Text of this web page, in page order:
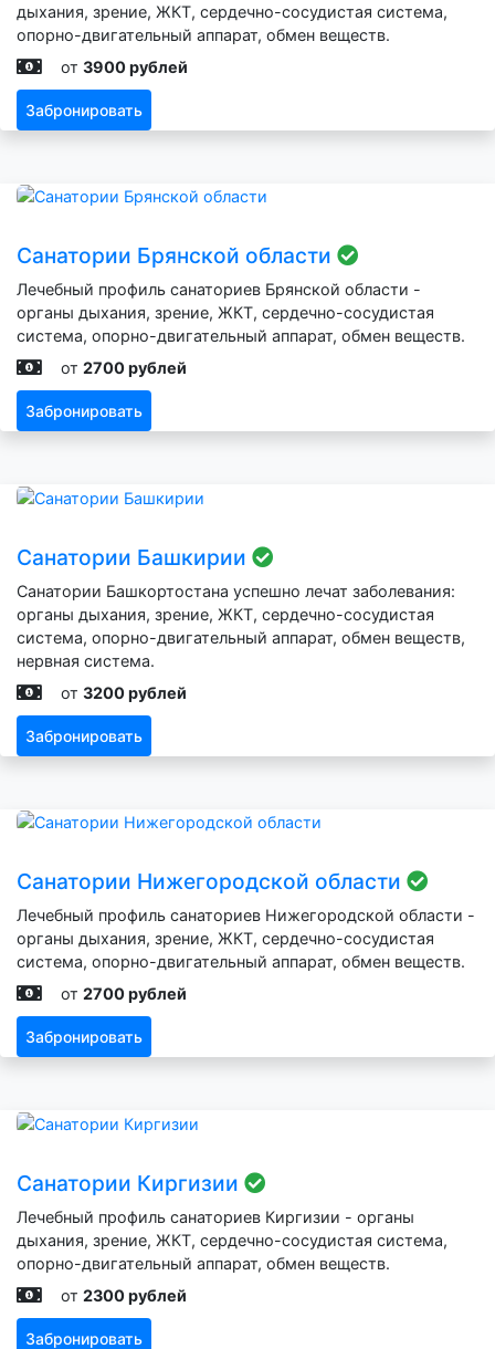
дыхания, зрение, ЖКТ, сердечно-сосудистая система,
опорно-двигательный аппарат, обмен веществ.
от 3900 рублей
Забронировать
Санатории Брянской области
Лечебный профиль санаториев Брянской области -
органы дыхания, зрение, ЖКТ, сердечно-сосудистая
система, опорно-двигательный аппарат, обмен веществ.
от 2700 рублей
Забронировать
Санатории Башкирии
Санатории Башкортостана успешно лечат заболевания:
органы дыхания, зрение, ЖКТ, сердечно-сосудистая
система, опорно-двигательный аппарат, обмен веществ,
нервная система.
от 3200 рублей
Забронировать
Санатории Нижегородской области
Лечебный профиль санаториев Нижегородской области -
органы дыхания, зрение, ЖКТ, сердечно-сосудистая
система, опорно-двигательный аппарат, обмен веществ.
от 2700 рублей
Забронировать
Санатории Киргизии
Лечебный профиль санаториев Киргизии - органы
дыхания, зрение, ЖКТ, сердечно-сосудистая система,
опорно-двигательный аппарат, обмен веществ.
от 2300 рублей
Забронировать